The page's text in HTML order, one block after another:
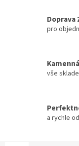
Doprava
pro
vše
a rychle